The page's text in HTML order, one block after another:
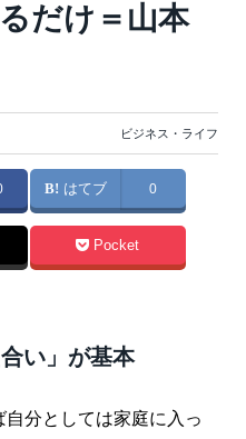
だけ＝山本
ビジネス・ライフ
はてブ 0
Pocket
い」が基本
分としては家庭に入っ